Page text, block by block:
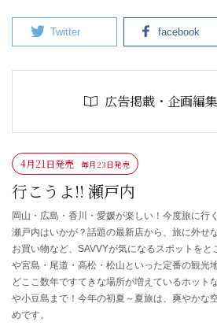
Twitter facebook
広告掲載・企画編
4月21日発売 毎月23日発売
行こうよ!! 瀬戸内
岡山・広島・香川・愛媛が楽しい！今度旅に行
瀬戸内はいかが？話題の最新店から、旅に外せ
お買い物など、SAVVYが気になるスポットを
や宮島・尾道・高松・松山といった定番の観光
どここ数年ですてきな場所が増えているホット
や小豆島まで！今年の初夏～夏旅は、爽やかな
めです。